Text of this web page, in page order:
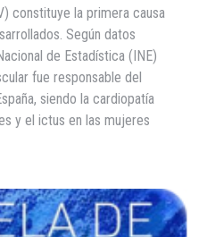
constituye la primera causa
Según datos
de Estadística (INE)
fue responsable del
siendo la cardiopatía
y el ictus en las mujeres